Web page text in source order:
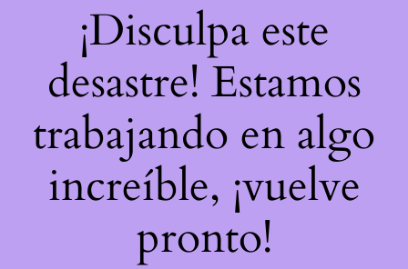
¡Disculpa este
desastre! Estamos
trabajando en algo
increíble, ¡vuelve
pronto!